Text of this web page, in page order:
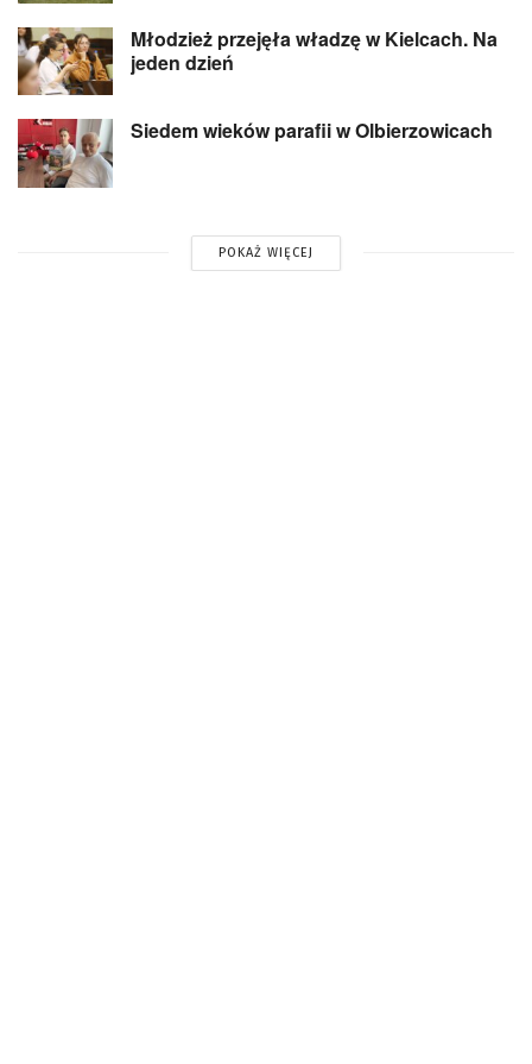
Młodzież przejęła władzę w Kielcach. Na
jeden dzień
Siedem wieków parafii w Olbierzowicach
POKAŻ WIĘCEJ